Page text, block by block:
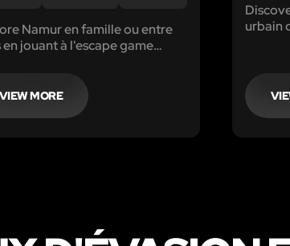
Namur en famille ou entre
en jouant à l'escape game
VIEW MORE
urbain